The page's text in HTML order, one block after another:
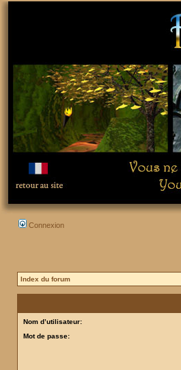
Connexion
Index du forum
Nom d’utilisateur:
Mot de passe: